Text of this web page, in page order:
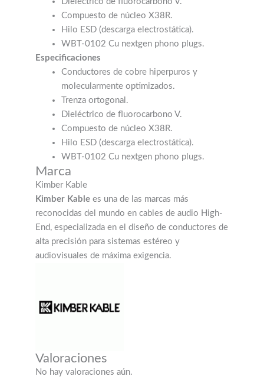
Compuesto de núcleo X38R.
Hilo ESD (descarga electrostática).
WBT-0102 Cu nextgen phono plugs.
Especificaciones
Conductores de cobre hiperpuros y
molecularmente optimizados.
Trenza ortogonal.
Dieléctrico de fluorocarbono V.
Compuesto de núcleo X38R.
Hilo ESD (descarga electrostática).
WBT-0102 Cu nextgen phono plugs.
Marca
Kimber Kable
Kimber Kable es una de las marcas más
reconocidas del mundo en cables de audio High-
End, especializada en el diseño de conductores de
alta precisión para sistemas estéreo y
audiovisuales de máxima exigencia.
Valoraciones
No hay valoraciones aún.